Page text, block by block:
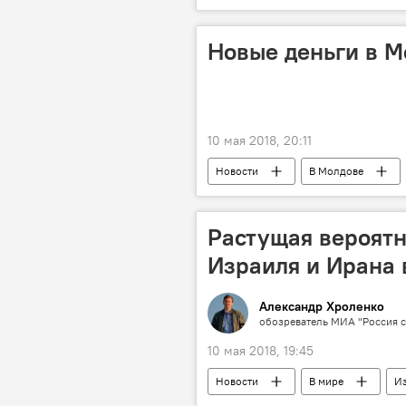
Республика Молдова
Новые деньги в
10 мая 2018, 20:11
Новости В Молдове
деньги
монеты
Растущая
Израиля и Ирана
Александр Хроленко
обозреватель МИА "Россия
10 мая 2018, 19:45
Новости В мире